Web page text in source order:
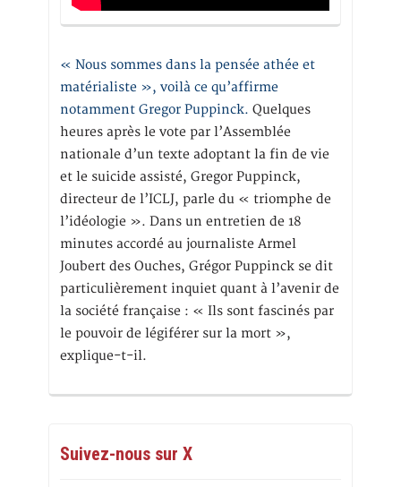
« Nous sommes dans la pensée athée et
matérialiste », voilà ce qu’affirme
notamment Gregor Puppinck. Quelques
heures après le vote par l’Assemblée
nationale d’un texte adoptant la fin de vie
et le suicide assisté, Gregor Puppinck,
directeur de l’ICLJ, parle du « triomphe de
l’idéologie ». Dans un entretien de 18
minutes accordé au journaliste Armel
Joubert des Ouches, Grégor Puppinck se dit
particulièrement inquiet quant à l’avenir de
la société française : « Ils sont fascinés par
le pouvoir de légiférer sur la mort »,
explique-t-il.
Suivez-nous sur X